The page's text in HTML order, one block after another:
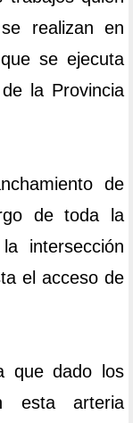
realizan en
se ejecuta
la Provincia
de
de toda la
intersección
el acceso de
que dado los
esta arteria